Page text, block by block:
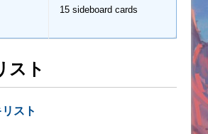
15 sideboard cards
スト
スト